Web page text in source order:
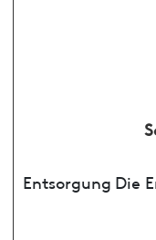
Entsorgung Die